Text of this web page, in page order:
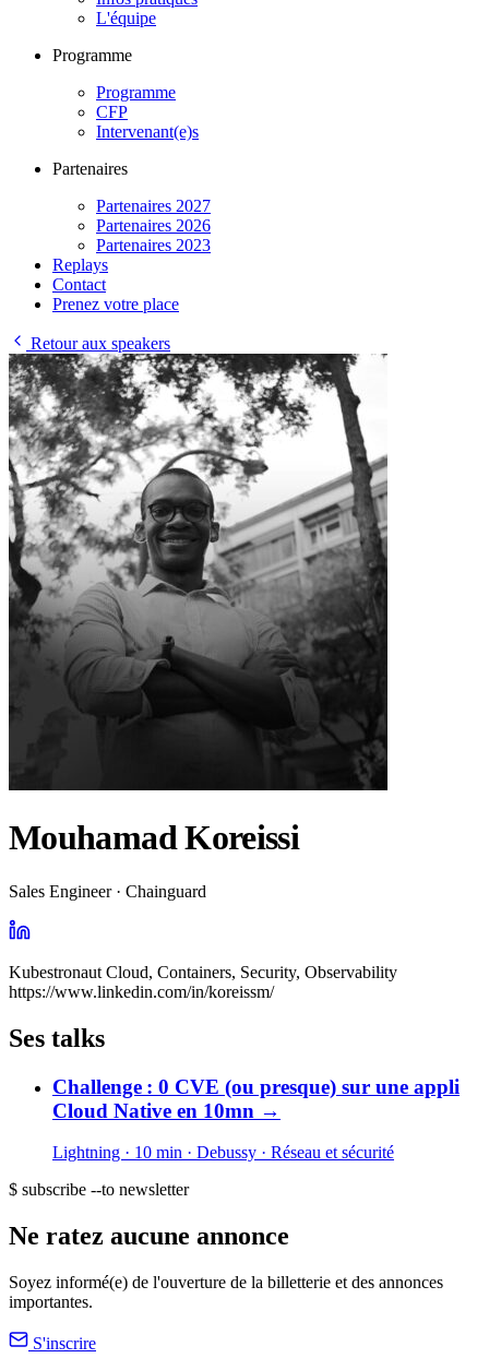
L'équipe
Programme
Programme
CFP
Intervenant(e)s
Partenaires
Partenaires 2027
Partenaires 2026
Partenaires 2023
Replays
Contact
Prenez votre place
Retour aux speakers
Mouhamad Koreissi
Sales Engineer · Chainguard
Kubestronaut Cloud, Containers, Security, Observability
https://www.linkedin.com/in/koreissm/
Ses talks
Challenge : 0 CVE (ou presque) sur une appli
Cloud Native en 10mn →
Lightning · 10 min · Debussy · Réseau et sécurité
$ subscribe --to newsletter
Ne ratez aucune annonce
Soyez informé(e) de l'ouverture de la billetterie et des annonces
importantes.
S'inscrire